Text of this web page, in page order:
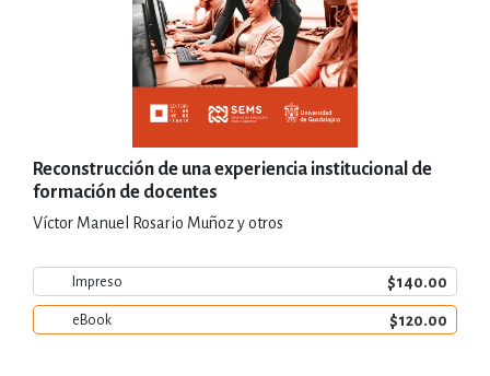
Reconstrucción de una experiencia institucional de
formación de docentes
Víctor Manuel Rosario Muñoz y otros
Impreso $140.00
eBook $120.00